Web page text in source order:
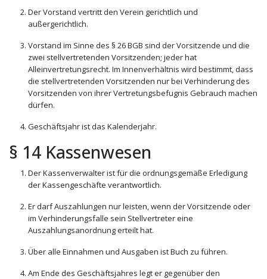
Der Vorstand vertritt den Verein gerichtlich und
außergerichtlich.
Vorstand im Sinne des § 26 BGB sind der Vorsitzende und die
zwei stellvertretenden Vorsitzenden; jeder hat
Alleinvertretungsrecht. Im Innenverhältnis wird bestimmt, dass
die stellvertretenden Vorsitzenden nur bei Verhinderung des
Vorsitzenden von ihrer Vertretungsbefugnis Gebrauch machen
dürfen.
Geschäftsjahr ist das Kalenderjahr.
§ 14 Kassenwesen
Der Kassenverwalter ist für die ordnungsgemäße Erledigung
der Kassengeschäfte verantwortlich.
Er darf Auszahlungen nur leisten, wenn der Vorsitzende oder
im Verhinderungsfalle sein Stellvertreter eine
Auszahlungsanordnung erteilt hat.
Über alle Einnahmen und Ausgaben ist Buch zu führen.
Am Ende des Geschäftsjahres legt er gegenüber den